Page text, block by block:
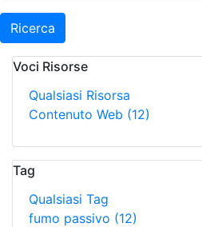
Ricerca
Voci Risorse
Qualsiasi Risorsa
Contenuto Web (12)
Tag
Qualsiasi Tag
fumo passivo (12)